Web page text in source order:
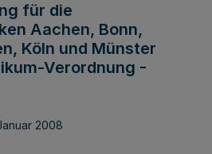
für die
Aachen, Bonn,
Köln und Münster
Verordnung -
2008